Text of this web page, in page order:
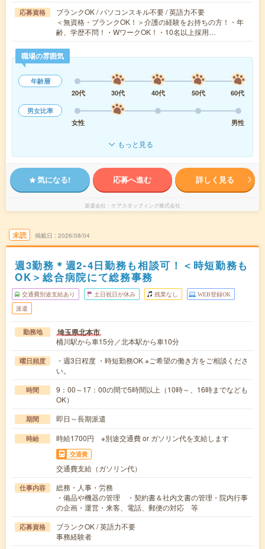
応募資格
ブランクOK / パソコンスキル不要 / 英語力不要
＜無資格・ブランクOK！＞介護の経験をお持ちの方！・年
齢、学歴不問！・WワークOK！・10名以上採用…
職場の雰囲気
年齢層
20代
30代 40代 50代
60代
男女比率
女性
男性
もっと見る
気になる! 応募へ進む 詳しく見る
派遣会社 ケアスタッフィング株式会社
未読 掲載日 2026/08/04
週3勤務＊週2-4日勤務も相談可！＜時短勤務も
OK＞総合病院にて総務事務
交通費別途支給あり 土日祝日が休み 残業なし WEB登録OK
派遣
勤務地 埼玉県北本市
桶川駅から車15分／北本駅から車10分
曜日頻度
・週3日程度 ・時短勤務OK ※ご希望の働き方をご相談くださ
い。
時間
9：00～17：00の間で5時間以上（10時～、16時までなども
OK）
期間 即日～長期派遣
時給 時給1700円 ※別途交通費 or ガソリン代を支給します
交通費
交通費支給（ガソリン代）
仕事内容
総務・人事・労務
・備品や機器の管理 ・契約書＆社内文書の管理・院内行事
の企画・運営・来客、電話、郵便の対応 等
応募資格
ブランクOK / 英語力不要
事務経験者